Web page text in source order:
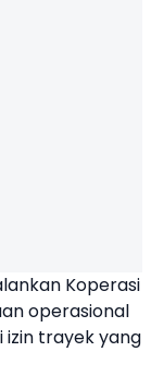
Koperasi
operasional
izin trayek yang